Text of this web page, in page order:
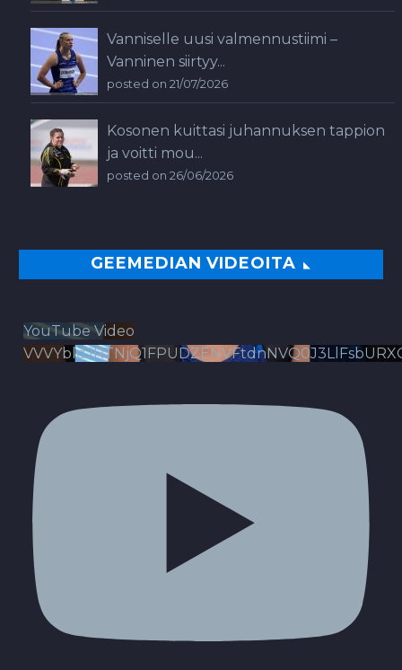
Vanniselle uusi valmennustiimi –
Vanninen siirtyy...
posted on 21/07/2026
Kosonen kuittasi juhannuksen tappion
ja voitti mou...
posted on 26/06/2026
GEEMEDIAN VIDEOITA
YouTube Video